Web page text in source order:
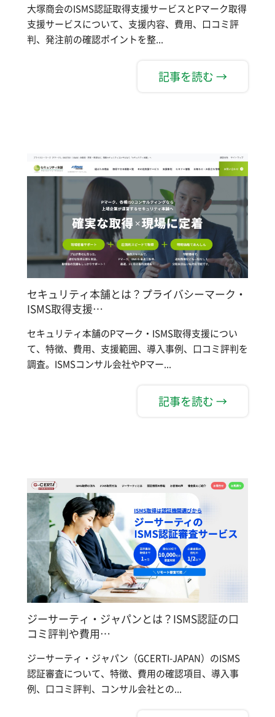
大塚商会のISMS認証取得支援サービスとPマーク取得
支援サービスについて、支援内容、費用、口コミ評
判、発注前の確認ポイントを整...
記事を読む →
セキュリティ本舗とは？プライバシーマーク・
ISMS取得支援…
セキュリティ本舗のPマーク・ISMS取得支援につい
て、特徴、費用、支援範囲、導入事例、口コミ評判を
調査。ISMSコンサル会社やPマー...
記事を読む →
ジーサーティ・ジャパンとは？ISMS認証の口
コミ評判や費用…
ジーサーティ・ジャパン（GCERTI-JAPAN）のISMS
認証審査について、特徴、費用の確認項目、導入事
例、口コミ評判、コンサル会社との...